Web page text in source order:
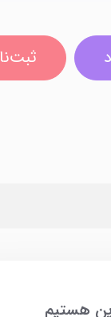
هستیم